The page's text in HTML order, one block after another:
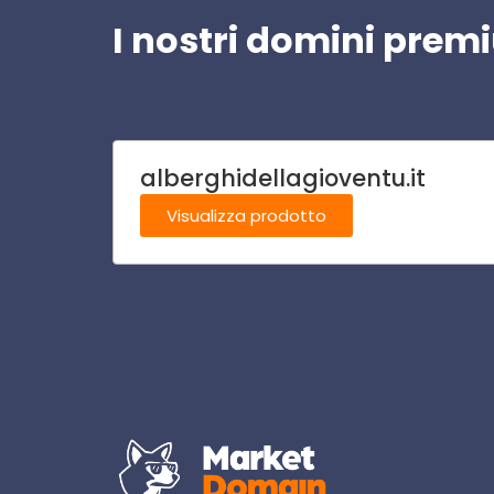
I nostri domini
alberghidellagioventu.it
Visualizza prodotto